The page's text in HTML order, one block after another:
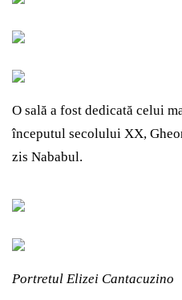
O sală a fost dedicată celui
începutul secolului XX,
zis Nababul.
Portretul Elizei Cantacuzino